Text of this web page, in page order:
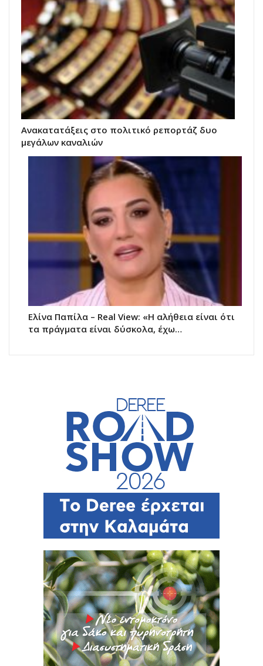
Ανακατατάξεις στο πολιτικό ρεπορτάζ δυο
μεγάλων καναλιών
Ελίνα Παπίλα – Real View: «Η αλήθεια είναι ότι
τα πράγματα είναι δύσκολα, έχω…